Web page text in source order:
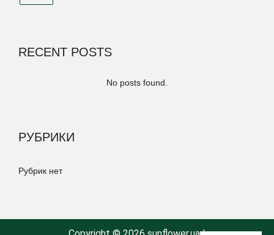
RECENT POSTS
No posts found.
РУБРИКИ
Рубрик нет